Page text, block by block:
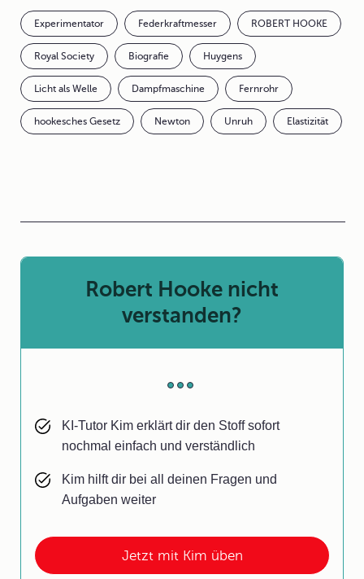
Experimentator Federkraftmesser ROBERT HOOKE
Royal Society Biografie Huygens
Licht als Welle Dampfmaschine Fernrohr
hookesches Gesetz Newton Unruh Elastizität
Jetzt mit Kim üben
Robert Hooke nicht
verstanden?
KI-Tutor Kim erklärt dir den Stoff sofort
nochmal einfach und verständlich
Kim hilft dir bei all deinen Fragen und
Aufgaben weiter